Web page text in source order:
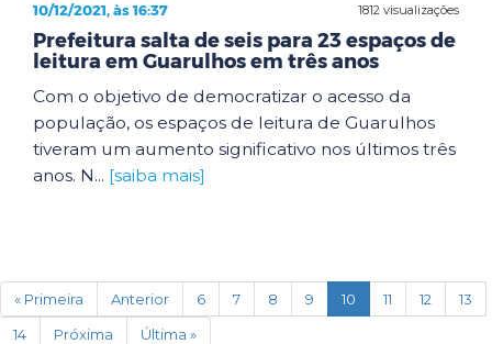
1812 visualizações
10/12/2021, às 16:37
Prefeitura salta de seis para 23 espaços de
leitura em Guarulhos em três anos
Com o objetivo de democratizar o acesso da
população, os espaços de leitura de Guarulhos
tiveram um aumento significativo nos últimos três
anos. N... [saiba mais]
« Primeira Anterior 6 7 8 9 10 (current)
11 12
13
14
Próxima Última »